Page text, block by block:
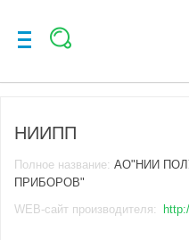
НИИПП
Полное название: АО"НИИ
ПРИБОРОВ"
WEB-сайт производителя: